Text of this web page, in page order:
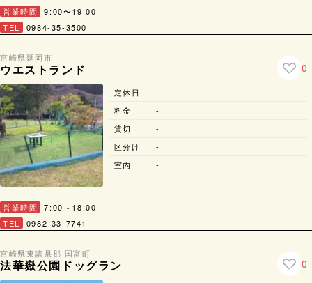
営業時間
9:00〜19:00
TEL
0984-35-3500
宮崎県延岡市
ウエストランド 0
営業時間
7:00～18:00
TEL
0982-33-7741
定休日
-
料金
-
貸切
-
区分け
-
室内
-
宮崎県東諸県郡 国富町
法華嶽公園ドッグラン 0